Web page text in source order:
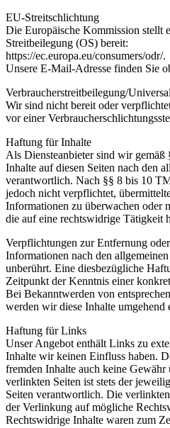
EU-Streitschlichtung
Die Europäische Kommission stellt
Streitbeilegung (OS) bereit:
https://ec.europa.eu/consumers/odr/.
Unsere E-Mail-Adresse finden Sie
Verbraucherstreitbeilegung/
Wir sind nicht bereit oder
vor einer
Haftung für Inhalte
Als Diensteanbieter sind wir
Inhalte auf diesen Seiten nach den
verantwortlich. Nach §§ 8 bis 10
jedoch nicht verpflichtet,
Informationen zu überwachen oder
die auf eine rechtswidrige Tätigkeit
Verpflichtungen zur Entfernung
Informationen nach den
unberührt. Eine diesbezügliche
Zeitpunkt der Kenntnis einer
Bei Bekanntwerden von
werden wir diese Inhalte umgehend
Haftung für Links
Unser Angebot enthält Links zu
Inhalte wir keinen Einfluss haben.
fremden Inhalte auch keine
verlinkten Seiten ist stets der
Seiten verantwortlich. Die
der Verlinkung auf mögliche
Rechtswidrige Inhalte waren zum